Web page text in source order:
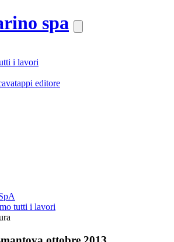
spa
i lavori
editore
tutti i lavori